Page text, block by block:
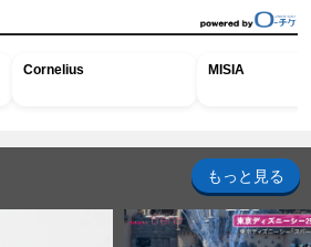
Cornelius MISIA
もっと見る